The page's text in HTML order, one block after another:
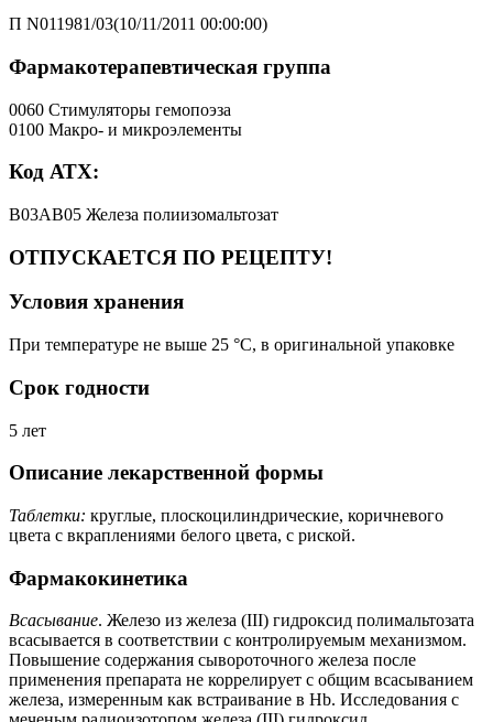
П N011981/03(10/11/2011 00:00:00)
Фармакотерапевтическая группа
0060 Стимуляторы гемопоэза
0100 Макро- и микроэлементы
Код АТХ:
B03AB05 Железа полиизомальтозат
ОТПУСКАЕТСЯ ПО РЕЦЕПТУ!
Условия хранения
При температуре не выше 25 °C, в оригинальной упаковке
Срок годности
5 лет
Описание лекарственной формы
Таблетки: круглые, плоскоцилиндрические, коричневого
цвета с вкраплениями белого цвета, с риской.
Фармакокинетика
Всасывание. Железо из железа (III) гидроксид полимальтозата
всасывается в соответствии с контролируемым механизмом.
Повышение содержания сывороточного железа после
применения препарата не коррелирует с общим всасыванием
железа, измеренным как встраивание в Hb. Исследования с